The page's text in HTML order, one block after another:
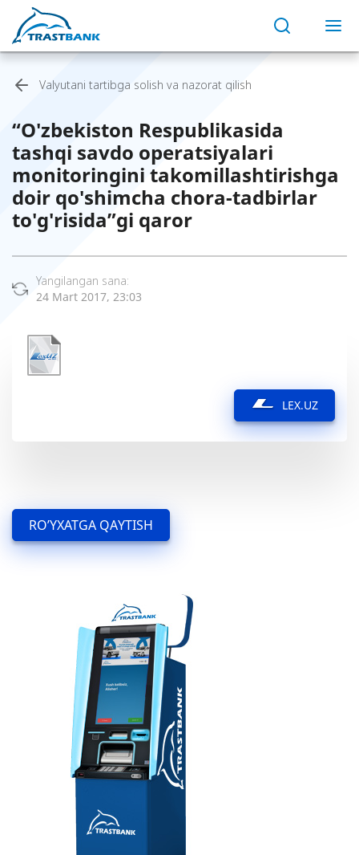
Valyutani tartibga solish va nazorat qilish
“O'zbekiston Respublikasida
tashqi savdo operatsiyalari
monitoringini takomillashtirishga
doir qo'shimcha chora-tadbirlar
to'g'risida”gi qaror
Yangilangan sana:
24 Mart 2017, 23:03
LEX.UZ
RO’YXATGA QAYTISH